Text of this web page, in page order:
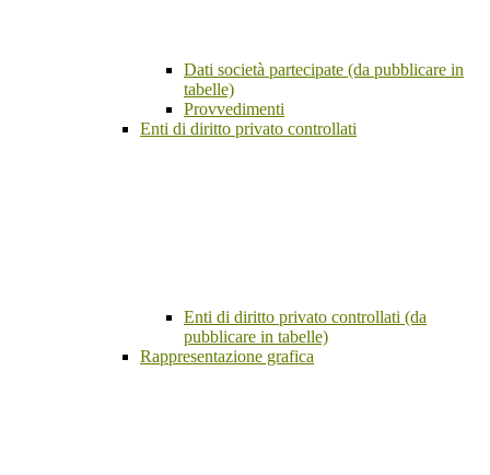
Dati società partecipate (da pubblicare in
tabelle)
Provvedimenti
Enti di diritto privato controllati
Enti di diritto privato controllati (da
pubblicare in tabelle)
Rappresentazione grafica